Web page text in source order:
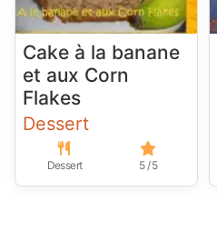
Cake à la banane
et aux Corn
Flakes
Dessert
Dessert 5 / 5